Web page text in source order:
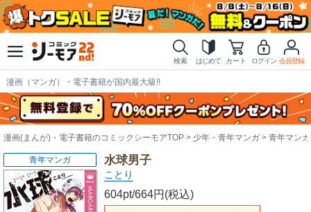
検索 はじめて カート ログイン 会員登録
漫画（マンガ）・電子書籍が国内最大級!!
漫画(まんが)・電子書籍のコミックシーモアTOP 少年・青年マンガ 青年マンガ
水球男子
ことり
604pt/664円(税込)
青年マンガ